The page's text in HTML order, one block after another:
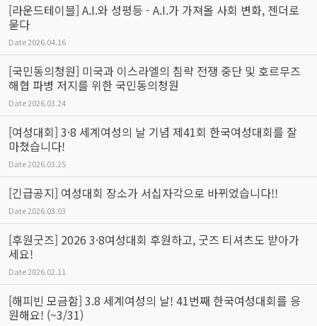
[라운드테이블] A.I.와 성평등 - A.I.가 가져올 사회 변화, 젠더로
묻다
Date2026.04.16
[국민동의청원] 미국과 이스라엘의 침략 전쟁 중단 및 호르무즈
해협 파병 저지를 위한 국민동의청원
Date2026.03.24
[여성대회] 3·8 세계여성의 날 기념 제41회 한국여성대회를 잘
마쳤습니다!
Date2026.03.25
[긴급공지] 여성대회 장소가 서십자각으로 바뀌었습니다!!
Date2026.03.03
[후원굿즈] 2026 3·8여성대회 후원하고, 굿즈 티셔츠도 받아가
세요!
Date2026.02.11
[해피빈 모금함] 3.8 세계여성의 날! 41번째 한국여성대회를 응
원해요! (~3/31)